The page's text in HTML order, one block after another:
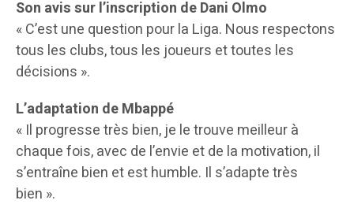
Son avis sur l’inscription de Dani Olmo
« C’est une question pour la Liga. Nous respectons
tous les clubs, tous les joueurs et toutes les
décisions ».
L’adaptation de Mbappé
« Il progresse très bien, je le trouve meilleur à
chaque fois, avec de l’envie et de la motivation, il
s’entraîne bien et est humble. Il s’adapte très
bien ».